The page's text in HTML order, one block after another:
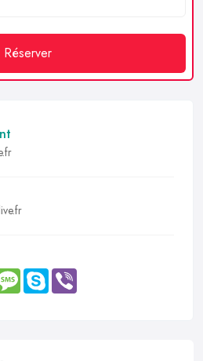
Réserver
MessageSkype